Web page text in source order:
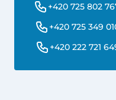
+420 725 802
+420 725 349
+420 222 721